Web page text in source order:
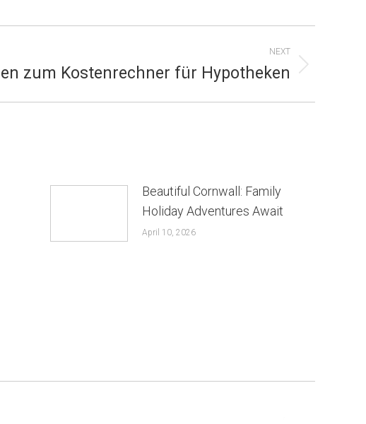
NEXT
zum Kostenrechner für Hypotheken
Beautiful Cornwall: Family
Holiday Adventures Await
April 10, 2026